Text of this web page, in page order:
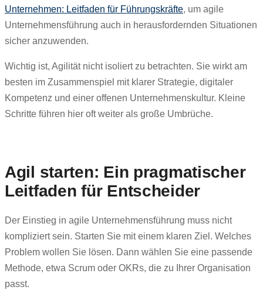
Unternehmen: Leitfaden für Führungskräfte, um agile
Unternehmensführung auch in herausfordernden Situationen
sicher anzuwenden.
Wichtig ist, Agilität nicht isoliert zu betrachten. Sie wirkt am
besten im Zusammenspiel mit klarer Strategie, digitaler
Kompetenz und einer offenen Unternehmenskultur. Kleine
Schritte führen hier oft weiter als große Umbrüche.
Agil starten: Ein pragmatischer
Leitfaden für Entscheider
Der Einstieg in agile Unternehmensführung muss nicht
kompliziert sein. Starten Sie mit einem klaren Ziel. Welches
Problem wollen Sie lösen. Dann wählen Sie eine passende
Methode, etwa Scrum oder OKRs, die zu Ihrer Organisation
passt.